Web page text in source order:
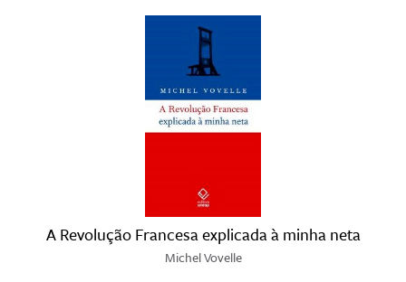
A Revolução Francesa explicada à minha neta
Michel Vovelle